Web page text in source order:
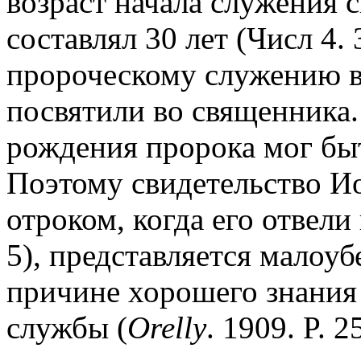
составлял 30 лет (Числ
пророческому служению
посвятили во
рождения пророка мог
Поэтому свидетельство
отроком, когда его
5), представляется
причине хорошего
службы (Orelly. 1909. P.